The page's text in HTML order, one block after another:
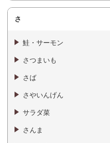
さ
鮭・サーモン
さつまいも
さば
さやいんげん
サラダ菜
さんま